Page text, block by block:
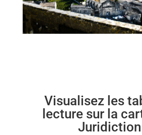
Visualisez les
lecture sur la